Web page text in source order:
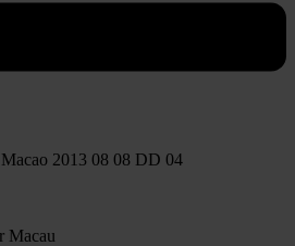
Macau